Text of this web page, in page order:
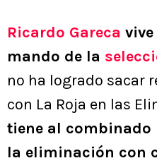
Ricardo Gareca
mando de la
no ha logrado sacar
con La Roja en las
tiene al
la eliminación con